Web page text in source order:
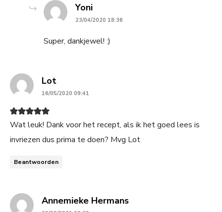
Yonisays:
23/04/2020 18:36
Super, dankjewel! :)
Lotsays:
16/05/2020 09:41
Wat leuk! Dank voor het recept, als ik het goed lees is
invriezen dus prima te doen? Mvg Lot
Beantwoorden
Annemieke Hermanssays: